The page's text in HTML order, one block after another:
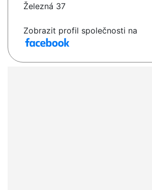
Železná 37
Zobrazit profil společnosti na